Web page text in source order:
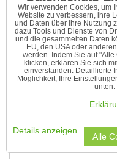
12,77
Wir verwenden Cookies, um
Website zu verbessern, ihre
und Daten über ihre Nutzung
dazu Tools und Dienste von
und die gesammelten Daten
EU, den USA oder
werden. Indem Sie auf
klicken, erklären Sie sich
einverstanden. Detaillierte
Möglichkeit, Ihre
unten.
Details anzeigen
Alle